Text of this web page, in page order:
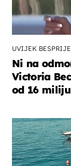
UVIJEK
Ni na
Victoria
od 16